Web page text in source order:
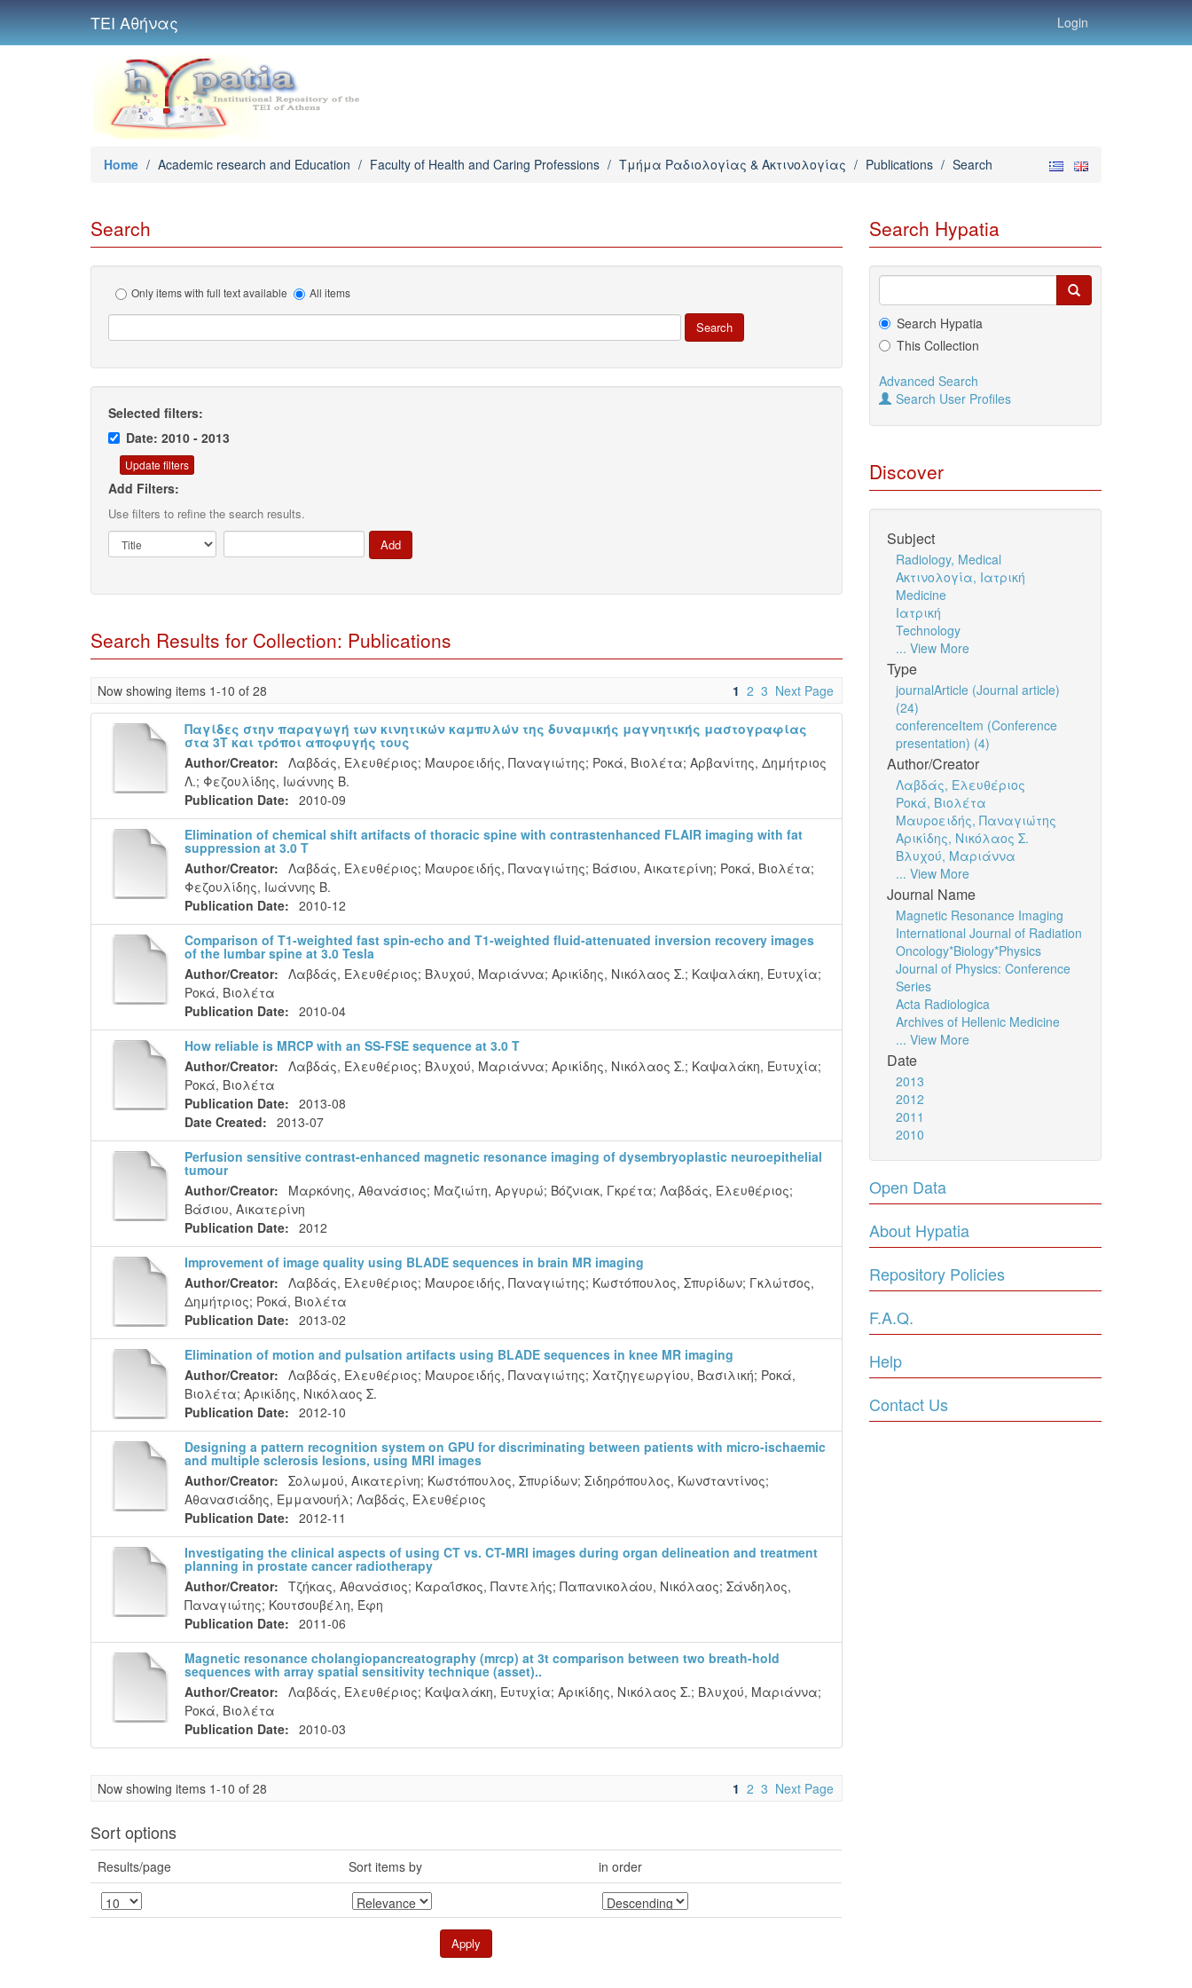
ΤΕΙ Αθήνας Login
Home / Academic research and Education / Faculty of Health and Caring Professions / Τμήμα Ραδιολογίας & Ακτινολογίας / Publications / Search
Search
Only items with full text available All items
Selected filters:
Date: 2010 - 2013
Add Filters:
Use filters to refine the search results.
Search Results for Collection: Publications
Now showing items 1-10 of 28 1 2 3 Next Page
Παγίδες στην παραγωγή των κινητικών καμπυλών της δυναμικής μαγνητικής μαστογραφίας
στα 3Τ και τρόποι αποφυγής τους
Author/Creator: Λαβδάς, Ελευθέριος; Μαυροειδής, Παναγιώτης; Ροκά, Βιολέτα; Αρβανίτης, Δημήτριος
Λ.; Φεζουλίδης, Ιωάννης Β.
Publication Date: 2010-09
Elimination of chemical shift artifacts of thoracic spine with contrastenhanced FLAIR imaging with fat
suppression at 3.0 T
Author/Creator: Λαβδάς, Ελευθέριος; Μαυροειδής, Παναγιώτης; Βάσιου, Αικατερίνη; Ροκά, Βιολέτα;
Φεζουλίδης, Ιωάννης Β.
Publication Date: 2010-12
Comparison of T1-weighted fast spin-echo and T1-weighted fluid-attenuated inversion recovery images
of the lumbar spine at 3.0 Tesla
Author/Creator: Λαβδάς, Ελευθέριος; Βλυχού, Μαριάννα; Αρικίδης, Νικόλαος Σ.; Καψαλάκη, Ευτυχία;
Ροκά, Βιολέτα
Publication Date: 2010-04
How reliable is MRCP with an SS-FSE sequence at 3.0 T
Author/Creator: Λαβδάς, Ελευθέριος; Βλυχού, Μαριάννα; Αρικίδης, Νικόλαος Σ.; Καψαλάκη, Ευτυχία;
Ροκά, Βιολέτα
Publication Date: 2013-08
Date Created: 2013-07
Perfusion sensitive contrast-enhanced magnetic resonance imaging of dysembryoplastic neuroepithelial
tumour
Author/Creator:
Μαρκόνης, Αθανάσιος; Μαζιώτη, Αργυρώ; Βόζνιακ, Γκρέτα; Λαβδάς, Ελευθέριος;
Βάσιου, Αικατερίνη
Publication Date: 2012
Improvement of image quality using BLADE sequences in brain MR imaging
Author/Creator: Λαβδάς, Ελευθέριος; Μαυροειδής, Παναγιώτης; Κωστόπουλος, Σπυρίδων; Γκλώτσος,
Δημήτριος; Ροκά, Βιολέτα
Publication Date: 2013-02
Elimination of motion and pulsation artifacts using BLADE sequences in knee MR imaging
Author/Creator: Λαβδάς, Ελευθέριος; Μαυροειδής, Παναγιώτης; Χατζηγεωργίου, Βασιλική; Ροκά,
Βιολέτα; Αρικίδης, Νικόλαος Σ.
Publication Date: 2012-10
Designing a pattern recognition system on GPU for discriminating between patients with micro-ischaemic
and multiple sclerosis lesions, using MRI images
Author/Creator: Σολωμού, Αικατερίνη; Κωστόπουλος, Σπυρίδων; Σιδηρόπουλος, Κωνσταντίνος;
Αθανασιάδης, Εμμανουήλ; Λαβδάς, Ελευθέριος
Publication Date: 2012-11
Investigating the clinical aspects of using CT vs. CT-MRI images during organ delineation and treatment
planning in prostate cancer radiotherapy
Author/Creator: Τζήκας, Αθανάσιος; Καραΐσκος, Παντελής; Παπανικολάου, Νικόλαος; Σάνδηλος,
Παναγιώτης; Κουτσουβέλη, Έφη
Publication Date: 2011-06
Μagnetic resonance cholangiopancreatography (mrcp) at 3t comparison between two breath-hold
sequences with array spatial sensitivity technique (asset)..
Author/Creator: Λαβδάς, Ελευθέριος; Καψαλάκη, Ευτυχία; Αρικίδης, Νικόλαος Σ.; Βλυχού, Μαριάννα;
Ροκά, Βιολέτα
Publication Date: 2010-03
Now showing items 1-10 of 28 1 2 3 Next Page
Sort options
Results/page Sort items by in order
Search Hypatia
Search Hypatia
This Collection
Advanced Search
Search User Profiles
Discover
Subject
Radiology, Medical
Ακτινολογία, Ιατρική
Medicine
Ιατρική
Technology
... View More
Type
journalArticle (Journal article)
(24)
conferenceItem (Conference
presentation) (4)
Author/Creator
Λαβδάς, Ελευθέριος
Ροκά, Βιολέτα
Μαυροειδής, Παναγιώτης
Αρικίδης, Νικόλαος Σ.
Βλυχού, Μαριάννα
... View More
Journal Name
Magnetic Resonance Imaging
International Journal of Radiation
Oncology*Biology*Physics
Journal of Physics: Conference
Series
Acta Radiologica
Archives of Hellenic Medicine
... View More
Date
2013
2012
2011
2010
Open Data
About Hypatia
Repository Policies
F.A.Q.
Help
Contact Us